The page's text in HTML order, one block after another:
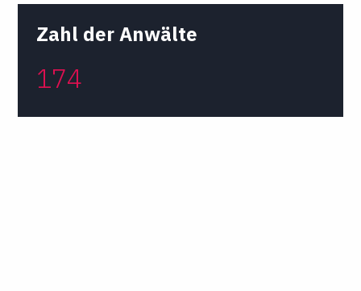
Zahl der Anwälte
174